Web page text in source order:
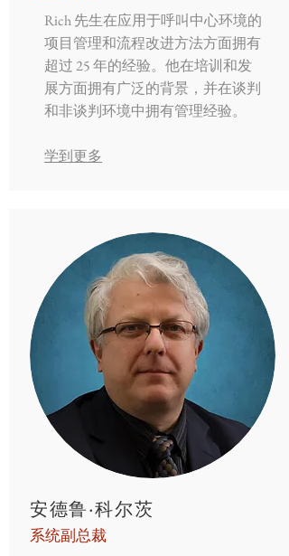
Rich 先生在应用于呼叫中心环境的
项目管理和流程改进方法方面拥有
超过 25 年的经验。他在培训和发
展方面拥有广泛的背景，并在谈判
和非谈判环境中拥有管理经验。
学到更多
安德鲁·科尔茨
系统副总裁